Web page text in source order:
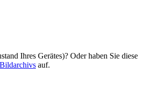
Ihres Gerätes)? Oder haben Sie diese
auf.